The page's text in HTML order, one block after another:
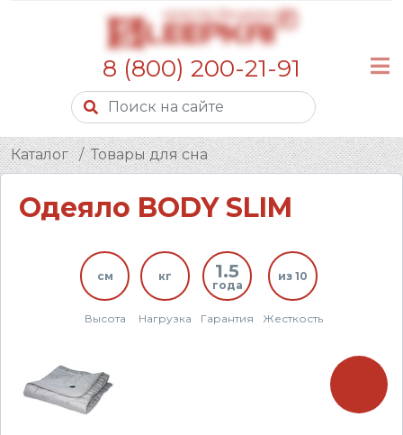
8 (800) 200-21-91
Каталог Товары для сна
Одеяло BODY SLIM
см
Высота
кг
Нагрузка
1.5
года
Гарантия
из 10
Жесткость